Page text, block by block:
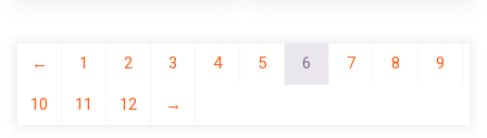
← 1 2 3 4 5 6 7 8 9
10 11 12 →